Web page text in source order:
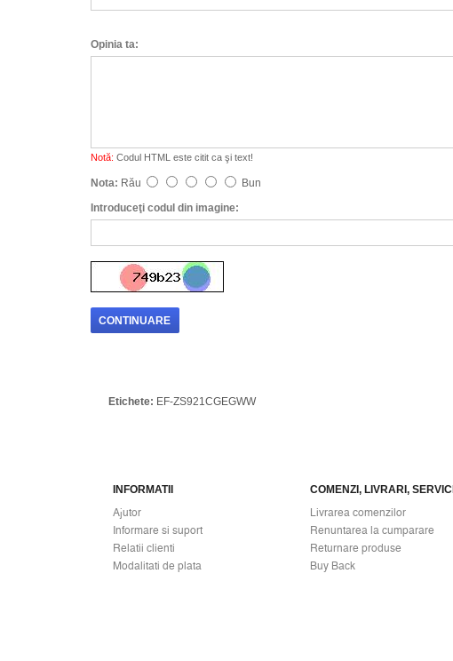
Opinia ta:
Notă: Codul HTML este citit ca şi text!
Nota: Rău
Bun
Introduceţi codul din imagine:
CONTINUARE
Etichete: EF-ZS921CGEGWW
INFORMATII
Ajutor
Informare si suport
Relatii clienti
Modalitati de plata
COMENZI, LIVRARI, SERVICII
Livrarea comenzilor
Renuntarea la cumparare
Returnare produse
Buy Back